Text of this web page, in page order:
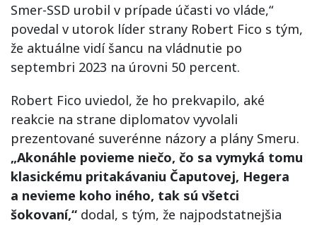
Smer-SSD urobil v prípade účasti vo vláde,“
povedal v utorok líder strany Robert Fico s tým,
že aktuálne vidí šancu na vládnutie po
septembri 2023 na úrovni 50 percent.
Robert Fico uviedol, že ho prekvapilo, aké
reakcie na strane diplomatov vyvolali
prezentované suverénne názory a plány Smeru.
„Akonáhle povieme niečo, čo sa vymyká tomu
klasickému pritakávaniu Čaputovej, Hegera
a nevieme koho iného, tak sú všetci
šokovaní,“ dodal, s tým, že najpodstatnejšia